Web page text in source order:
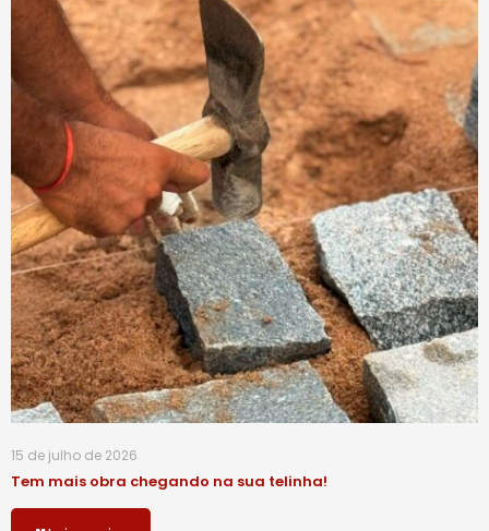
15 de julho de 2026
Tem mais obra chegando na sua telinha!